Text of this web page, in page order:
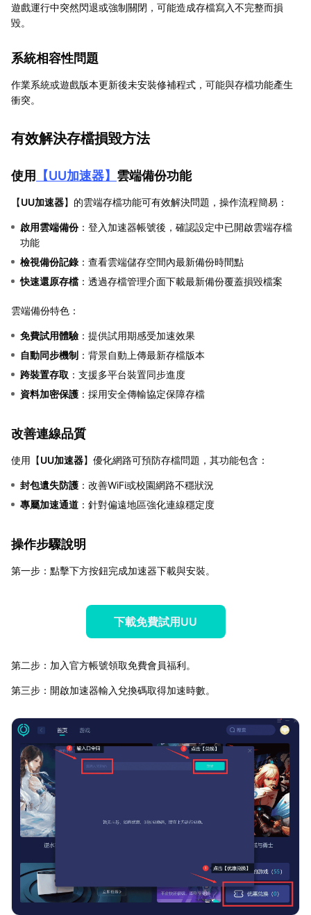
遊戲運行中突然閃退或強制關閉，可能造成存檔寫入不完整而損
毀。
系統相容性問題
作業系統或遊戲版本更新後未安裝修補程式，可能與存檔功能產生
衝突。
有效解決存檔損毀方法
使用 【UU加速器】 雲端備份功能
【UU加速器】的雲端存檔功能可有效解決問題，操作流程簡易：
啟用雲端備份：登入加速器帳號後，確認設定中已開啟雲端存檔
功能
檢視備份記錄 ：查看雲端儲存空間內最新備份時間點
快速還原存檔 ：透過存檔管理介面下載最新備份覆蓋損毀檔案
雲端備份特色：
免費試用體驗 ：提供試用期感受加速效果
自動同步機制 ：背景自動上傳最新存檔版本
跨裝置存取 ：支援多平台裝置同步進度
資料加密保護 ：採用安全傳輸協定保障存檔
改善連線品質
使用【UU加速器】優化網路可預防存檔問題，其功能包含：
封包遺失防護 ：改善WiFi或校園網路不穩狀況
專屬加速通道 ：針對偏遠地區強化連線穩定度
操作步驟說明
第一步：點擊下方按鈕完成加速器下載與安裝。
下載免費試用UU
第二步：加入官方帳號領取免費會員福利。
第三步：開啟加速器輸入兌換碼取得加速時數。